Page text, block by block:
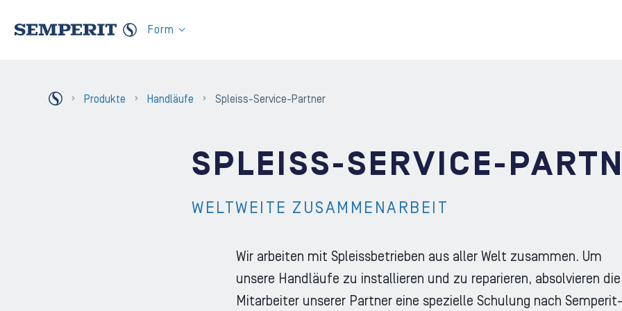
Form
Zurück Homepage
Produkte Handläufe Spleiss-Service-Partner
SPLEISS-SERVICE-
WELTWEITE ZUSAMMENARBEIT
Wir arbeiten mit Spleissbetrieben aus aller Welt zusammen. Um
unsere Handläufe zu installieren und zu reparieren, absolvieren die
Mitarbeiter unserer Partner eine spezielle Schulung nach Semperit-